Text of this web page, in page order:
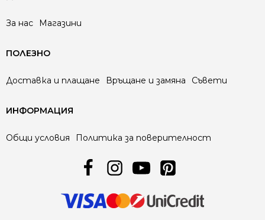
За нас Магазини
ПОЛЕЗНО
Доставка и плащане Връщане и замяна Съвети
ИНФОРМАЦИЯ
Общи условия Политика за поверителност